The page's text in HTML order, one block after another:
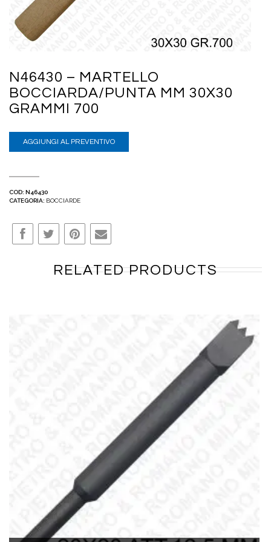
N46430 – MARTELLO
BOCCIARDA/PUNTA MM 30X30
GRAMMI 700
AGGIUNGI AL PREVENTIVO
COD: N46430
CATEGORIA: BOCCIARDE
RELATED PRODUCTS